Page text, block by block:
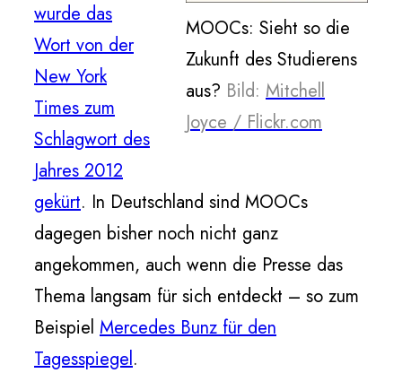
MOOCs: Sieht so die
Zukunft des Studierens
aus? Bild: Mitchell
Joyce / Flickr.com
wurde das
Wort von der
New York
Times zum
Schlagwort des
Jahres 2012
gekürt. In Deutschland sind MOOCs
dagegen bisher noch nicht ganz
angekommen, auch wenn die Presse das
Thema langsam für sich entdeckt – so zum
Beispiel Mercedes Bunz für den
Tagesspiegel.